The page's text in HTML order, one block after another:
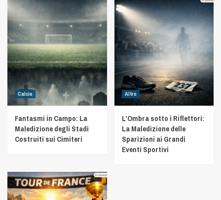
Calcio
Fantasmi in Campo: La
Maledizione degli Stadi
Costruiti sui Cimiteri
Altro
L’Ombra sotto i Riflettori:
La Maledizione delle
Sparizioni ai Grandi
Eventi Sportivi